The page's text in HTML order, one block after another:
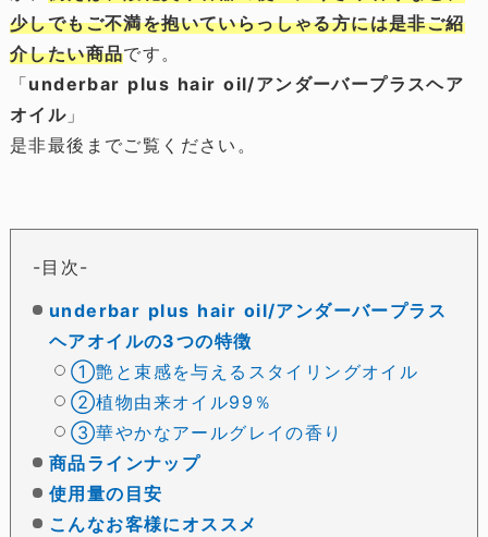
少しでもご不満を抱いていらっしゃる方には是非ご紹
介したい商品です。
「underbar plus hair oil/アンダーバープラスヘア
オイル 」
是非最後までご覧ください。
目次
underbar plus hair oil/アンダーバープラス
ヘアオイルの3つの特徴
①艶と束感を与えるスタイリングオイル
②植物由来オイル99％
③華やかなアールグレイの香り
商品ラインナップ
使用量の目安
こんなお客様にオススメ